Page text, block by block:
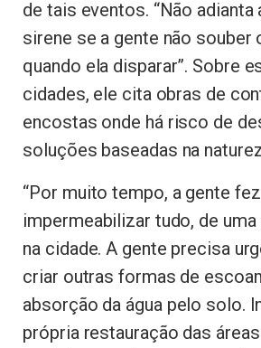
de tais eventos. “Não adianta
sirene se a gente não souber
quando ela disparar”. Sobre
cidades, ele cita obras de
encostas onde há risco de
soluções baseadas na
“Por muito tempo, a gente
impermeabilizar tudo, de
na cidade. A gente precisa
criar outras formas de
absorção da água pelo solo.
própria restauração das